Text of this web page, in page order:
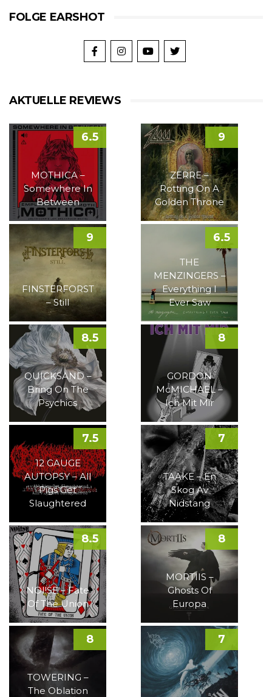
FOLGE EARSHOT
AKTUELLE REVIEWS
MOTHICA –
Somewhere In
Between
6.5
ZERRE –
Rotting On A
Golden Throne
9
FINSTERFORST
– Still
9
THE
MENZINGERS –
Everything I
Ever Saw
6.5
QUICKSAND –
Bring On The
Psychics
8.5
GORDON
McMICHAEL –
Ich Mit Mir
8
12 GAUGE
AUTOPSY – All
Pigs Get
Slaughtered
7.5
TAAKE – En
Skog Av
Nidstang
7
NOI!SE – Fate
Of The Union
8.5
MORTIIS –
Ghosts Of
Europa
8
TOWERING –
The Oblation
8 7